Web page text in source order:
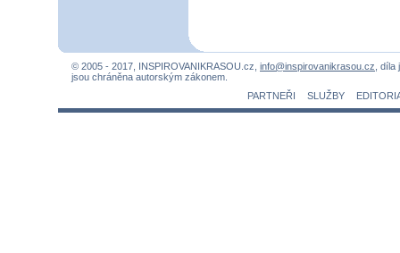
© 2005 - 2017, INSPIROVANIKRASOU.cz, info@inspirovanikrasou.cz ,
jsou chráněna autorským zákonem.
PARTNEŘI
SLUŽBY